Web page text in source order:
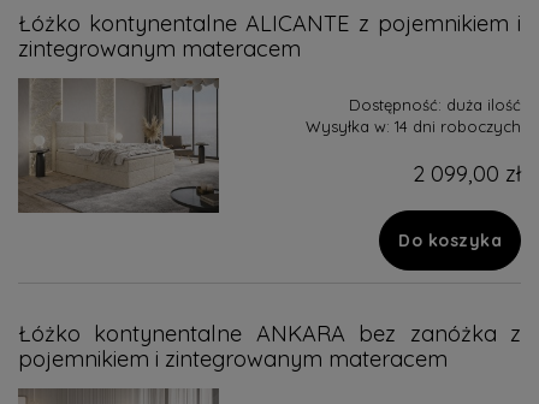
Łóżko kontynentalne ALICANTE z pojemnikiem i
zintegrowanym materacem
Dostępność: duża ilość
Wysyłka w: 14 dni roboczych
2 099,00 zł
Do koszyka
Łóżko kontynentalne ANKARA bez zanóżka z
pojemnikiem i zintegrowanym materacem